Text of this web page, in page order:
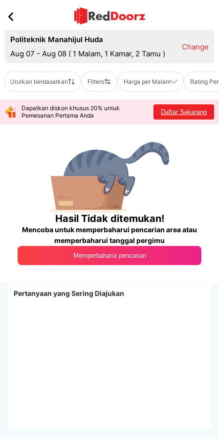
Politeknik Manahijul Huda
Aug 07 - Aug 08 ( 1 Malam, 1 Kamar, 2 Tamu )
Change
Urutkan berdasarkan Filters Harga per Malam Rating
Dapatkan diskon khusus 20% untuk
Pemesanan Pertama Anda
Daftar Sekarang
Hasil Tidak ditemukan!
Mencoba untuk memperbaharui pencarian area atau
memperbaharui tanggal pergimu
Memperbaharui pencarian
Pertanyaan yang Sering Diajukan